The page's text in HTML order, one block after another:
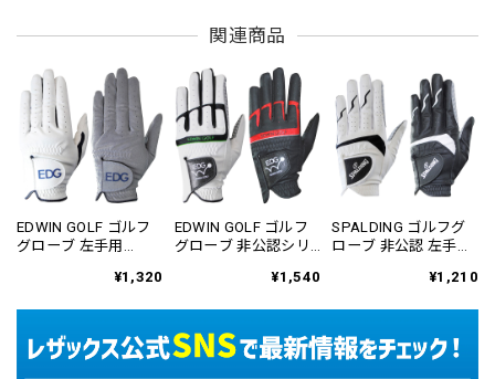
関連商品
EDWIN GOLF ゴルフ
グローブ 左手用
¥1,320
EDWIN GOLF ゴルフ
グローブ 非公認シリ
¥1,540
SPALDING ゴルフグ
ローブ 非公認 左手用
¥1,210